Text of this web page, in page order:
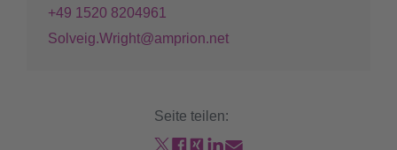
+49 1520 8204961
Solveig.Wright@amprion.net
Seite teilen: